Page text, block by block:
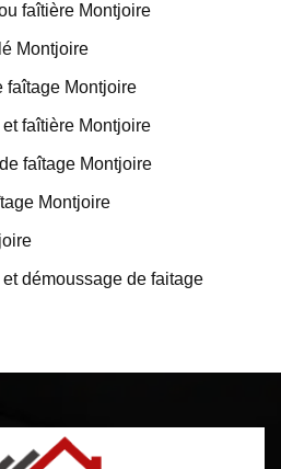
faîtière Montjoire
Montjoire
faîtage Montjoire
faîtière Montjoire
faîtage Montjoire
Montjoire
démoussage de faitage